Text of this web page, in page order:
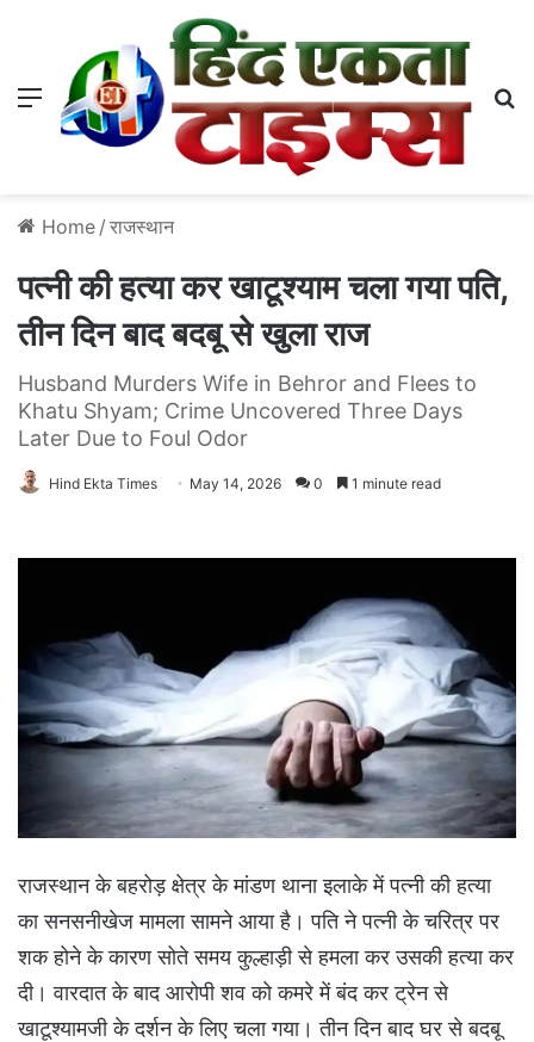
Menu
Home / राजस्थान
पत्नी की हत्या कर खाटूश्याम चला गया पति,
तीन दिन बाद बदबू से खुला राज
Husband Murders Wife in Behror and Flees to
Khatu Shyam; Crime Uncovered Three Days
Later Due to Foul Odor
Hind Ekta Times May 14, 2026 0 1 minute read
राजस्थान के बहरोड़ क्षेत्र के मांडण थाना इलाके में पत्नी की हत्या
का सनसनीखेज मामला सामने आया है। पति ने पत्नी के चरित्र पर
शक होने के कारण सोते समय कुल्हाड़ी से हमला कर उसकी हत्या कर
दी। वारदात के बाद आरोपी शव को कमरे में बंद कर ट्रेन से
खाटूश्यामजी के दर्शन के लिए चला गया। तीन दिन बाद घर से बदबू